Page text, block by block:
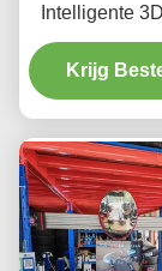
Intelligente
Dubbele
Real Time
de Wiel
Krijg